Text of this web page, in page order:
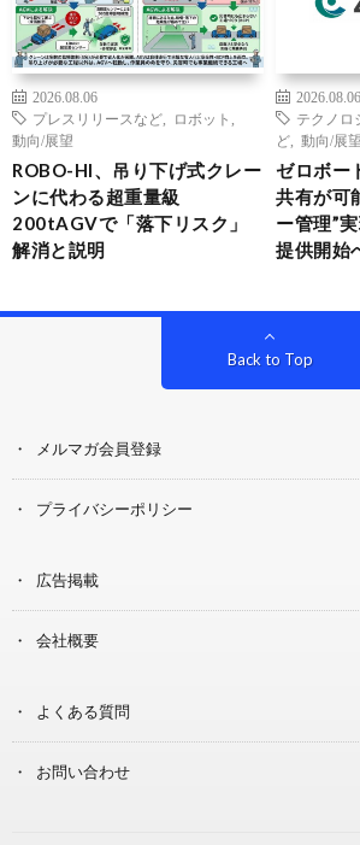
2026.08.06
プレスリリースなど
ロボット
動向/展望
ROBO-HI、吊り下げ式クレー
ンに代わる超重量級
200tAGVで「落下リスク」
解消と説明
2026.08.06
テクノロ
ど
動向/展望
ゼロボー
共有が可
ー管理”
提供開始
Back to Top
メルマガ会員登録
プライバシーポリシー
広告掲載
会社概要
よくある質問
お問い合わせ